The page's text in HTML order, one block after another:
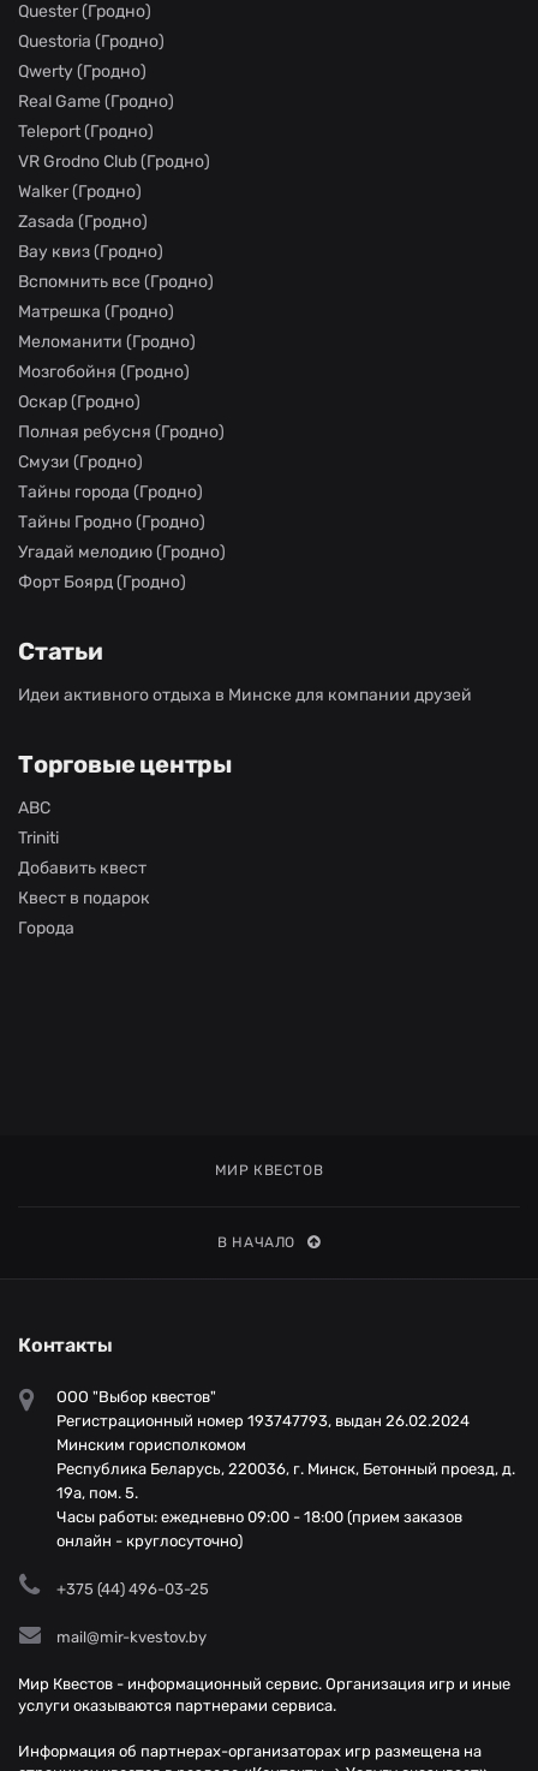
Quester (Гродно)
Questoria (Гродно)
Qwerty (Гродно)
Real Game (Гродно)
Teleport (Гродно)
VR Grodno Club (Гродно)
Walker (Гродно)
Zasada (Гродно)
Вау квиз (Гродно)
Вспомнить все (Гродно)
Матрешка (Гродно)
Меломанити (Гродно)
Мозгобойня (Гродно)
Оскар (Гродно)
Полная ребусня (Гродно)
Смузи (Гродно)
Тайны города (Гродно)
Тайны Гродно (Гродно)
Угадай мелодию (Гродно)
Форт Боярд (Гродно)
Статьи
Идеи активного отдыха в Минске для компании друзей
Торговые центры
ABC
Triniti
Добавить квест
Квест в подарок
Города
МИР КВЕСТОВ
В НАЧАЛО
Контакты
ООО "Выбор квестов"
Регистрационный номер 193747793, выдан 26.02.2024
Минским горисполкомом
Республика Беларусь, 220036, г. Минск, Бетонный проезд, д.
19а, пом. 5.
Часы работы: ежедневно 09:00 - 18:00 (прием заказов
онлайн - круглосуточно)
+375 (44) 496-03-25
mail@mir-kvestov.by
Мир Квестов - информационный сервис. Организация игр и иные
услуги оказываются партнерами сервиса.
Информация об партнерах-организаторах игр размещена на